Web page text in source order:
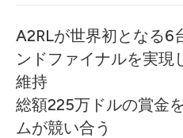
A2RLが世界初となる6
ンドファイナルを実現
維持
総額225万ドルの賞金
ムが競い合う